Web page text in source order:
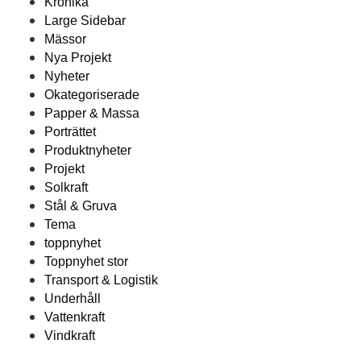
Large Sidebar
Mässor
Nya Projekt
Nyheter
Okategoriserade
Papper & Massa
Porträttet
Produktnyheter
Projekt
Solkraft
Stål & Gruva
Tema
toppnyhet
Toppnyhet stor
Transport & Logistik
Underhåll
Vattenkraft
Vindkraft